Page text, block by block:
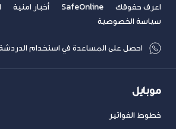
اعرف حقوقك
SafeOnline أخبار امنية
سياسة الخصوصية
احصل على المساعدة في استخدام الدردشة
موبايل
خطوط الفواتير